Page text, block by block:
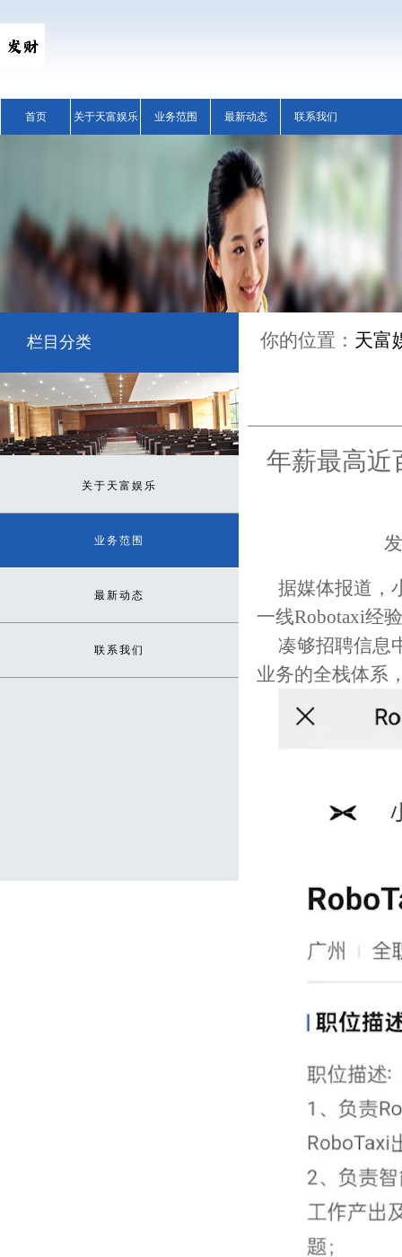
首页 关于天富娱乐 业务范围 最新动态 联系我们
栏目分类
关于天富娱乐
业务范围
最新动态
联系我们
你的位置： 天富
年薪最高近
据媒体报道，
一线Robotaxi经
凑够招聘信息
业务的全栈体系